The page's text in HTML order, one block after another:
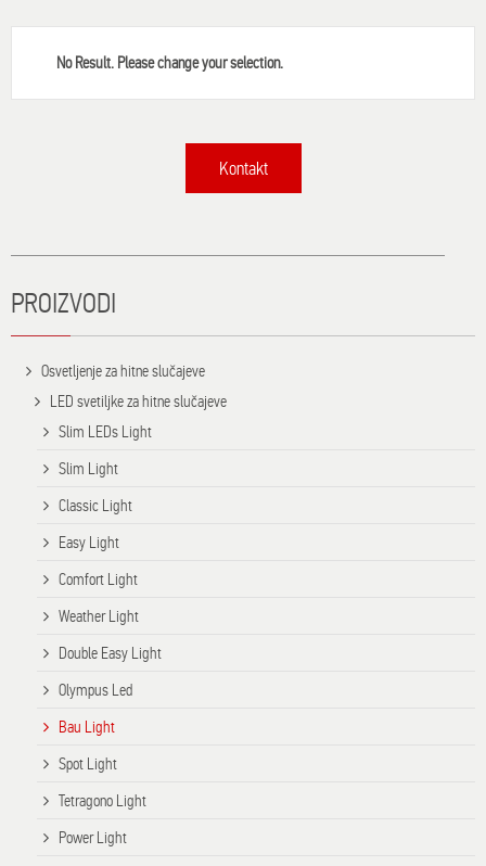
No Result. Please change your selection.
Kontakt
PROIZVODI
Osvetljenje za hitne slučajeve
LED svetiljke za hitne slučajeve
Slim LEDs Light
Slim Light
Classic Light
Easy Light
Comfort Light
Weather Light
Double Easy Light
Olympus Led
Bau Light
Spot Light
Tetragono Light
Power Light